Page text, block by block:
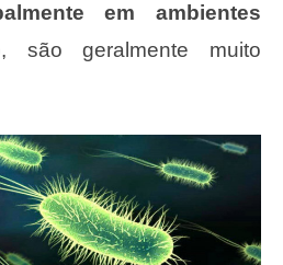
em ambientes
, são geralmente muito